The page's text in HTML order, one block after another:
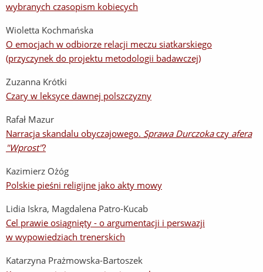
wybranych czasopism kobiecych
Wioletta Kochmańska
O emocjach w odbiorze relacji meczu siatkarskiego
(przyczynek do projektu metodologii badawczej)
Zuzanna Krótki
Czary w leksyce dawnej polszczyzny
Rafał Mazur
Narracja skandalu obyczajowego. Sprawa Durczoka czy afera
"Wprost"?
Kazimierz Ożóg
Polskie pieśni religijne jako akty mowy
Lidia Iskra, Magdalena Patro-Kucab
Cel prawie osiągnięty - o argumentacji i perswazji
w wypowiedziach trenerskich
Katarzyna Prażmowska-Bartoszek